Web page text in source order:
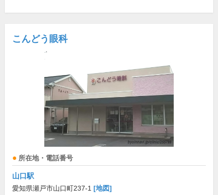
こんどう眼科
所在地・電話番号
山口駅
愛知県瀬戸市山口町237-1 [地図]